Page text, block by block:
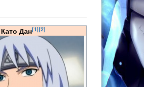
навигация ,
поиск
Като Дан[1][2]